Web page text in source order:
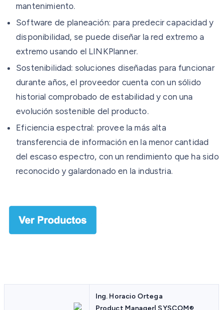
mantenimiento.
Software de planeación: para predecir capacidad y
disponibilidad, se puede diseñar la red extremo a
extremo usando el LINKPlanner.
Sostenibilidad: soluciones diseñadas para funcionar
durante años, el proveedor cuenta con un sólido
historial comprobado de estabilidad y con una
evolución sostenible del producto.
Eficiencia espectral: provee la más alta
transferencia de información en la menor cantidad
del escaso espectro, con un rendimiento que ha sido
reconocido y galardonado en la industria.
Ing. Horacio Ortega
Product Manager| SYSCOM®